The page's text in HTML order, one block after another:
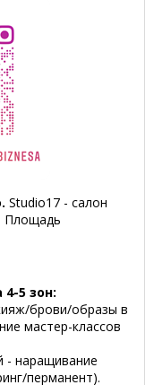
Studio17 - салон
Площадь
5 зон:
брови/образы в
мастер-классов
- наращивание
перманент).